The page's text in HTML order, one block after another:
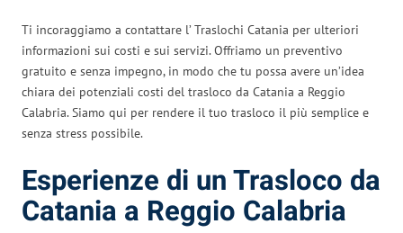
Ti incoraggiamo a contattare l’ Traslochi Catania per ulteriori
informazioni sui costi e sui servizi. Offriamo un preventivo
gratuito e senza impegno, in modo che tu possa avere un’idea
chiara dei potenziali costi del trasloco da Catania a Reggio
Calabria. Siamo qui per rendere il tuo trasloco il più semplice e
senza stress possibile.
Esperienze di un Trasloco da
Catania a Reggio Calabria